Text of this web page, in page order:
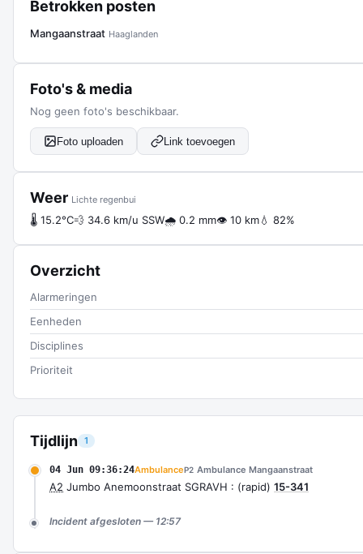
Tijdlijn 1
04 Jun 09:36:24AmbulanceP2 Ambulance Mangaanstraat
A2 Jumbo Anemoonstraat SGRAVH : (rapid) 15-341
Incident afgesloten — 12:57
Betrokken posten
Mangaanstraat Haaglanden
Foto's & media
Nog geen foto's beschikbaar.
Foto uploaden Link toevoegen
Weer Lichte regenbui
🌡 15.2°C💨 34.6 km/u SSW🌧 0.2 mm👁 10 km💧 82%
Overzicht
Alarmeringen
Eenheden
Disciplines
Prioriteit